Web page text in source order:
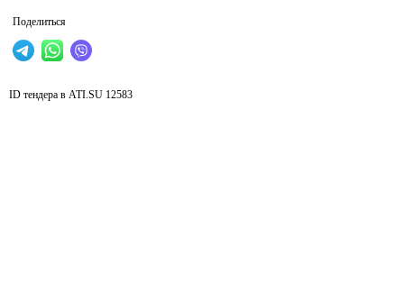
Поделиться
ID тендера в ATI.SU 12583